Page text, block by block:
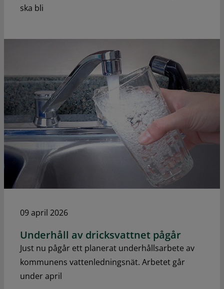
ska bli
09 april 2026
Underhåll av dricksvattnet pågår
Just nu pågår ett planerat underhållsarbete av
kommunens vattenledningsnät. Arbetet går
under april